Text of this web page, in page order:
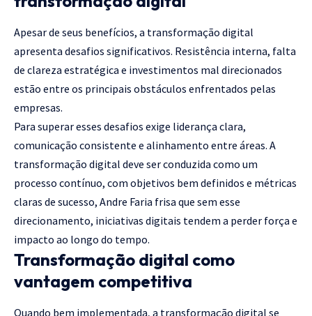
Apesar de seus benefícios, a transformação digital
apresenta desafios significativos. Resistência interna, falta
de clareza estratégica e investimentos mal direcionados
estão entre os principais obstáculos enfrentados pelas
empresas.
Para superar esses desafios exige liderança clara,
comunicação consistente e alinhamento entre áreas. A
transformação digital deve ser conduzida como um
processo contínuo, com objetivos bem definidos e métricas
claras de sucesso, Andre Faria frisa que sem esse
direcionamento, iniciativas digitais tendem a perder força e
impacto ao longo do tempo.
Transformação digital como
vantagem competitiva
Quando bem implementada, a transformação digital se